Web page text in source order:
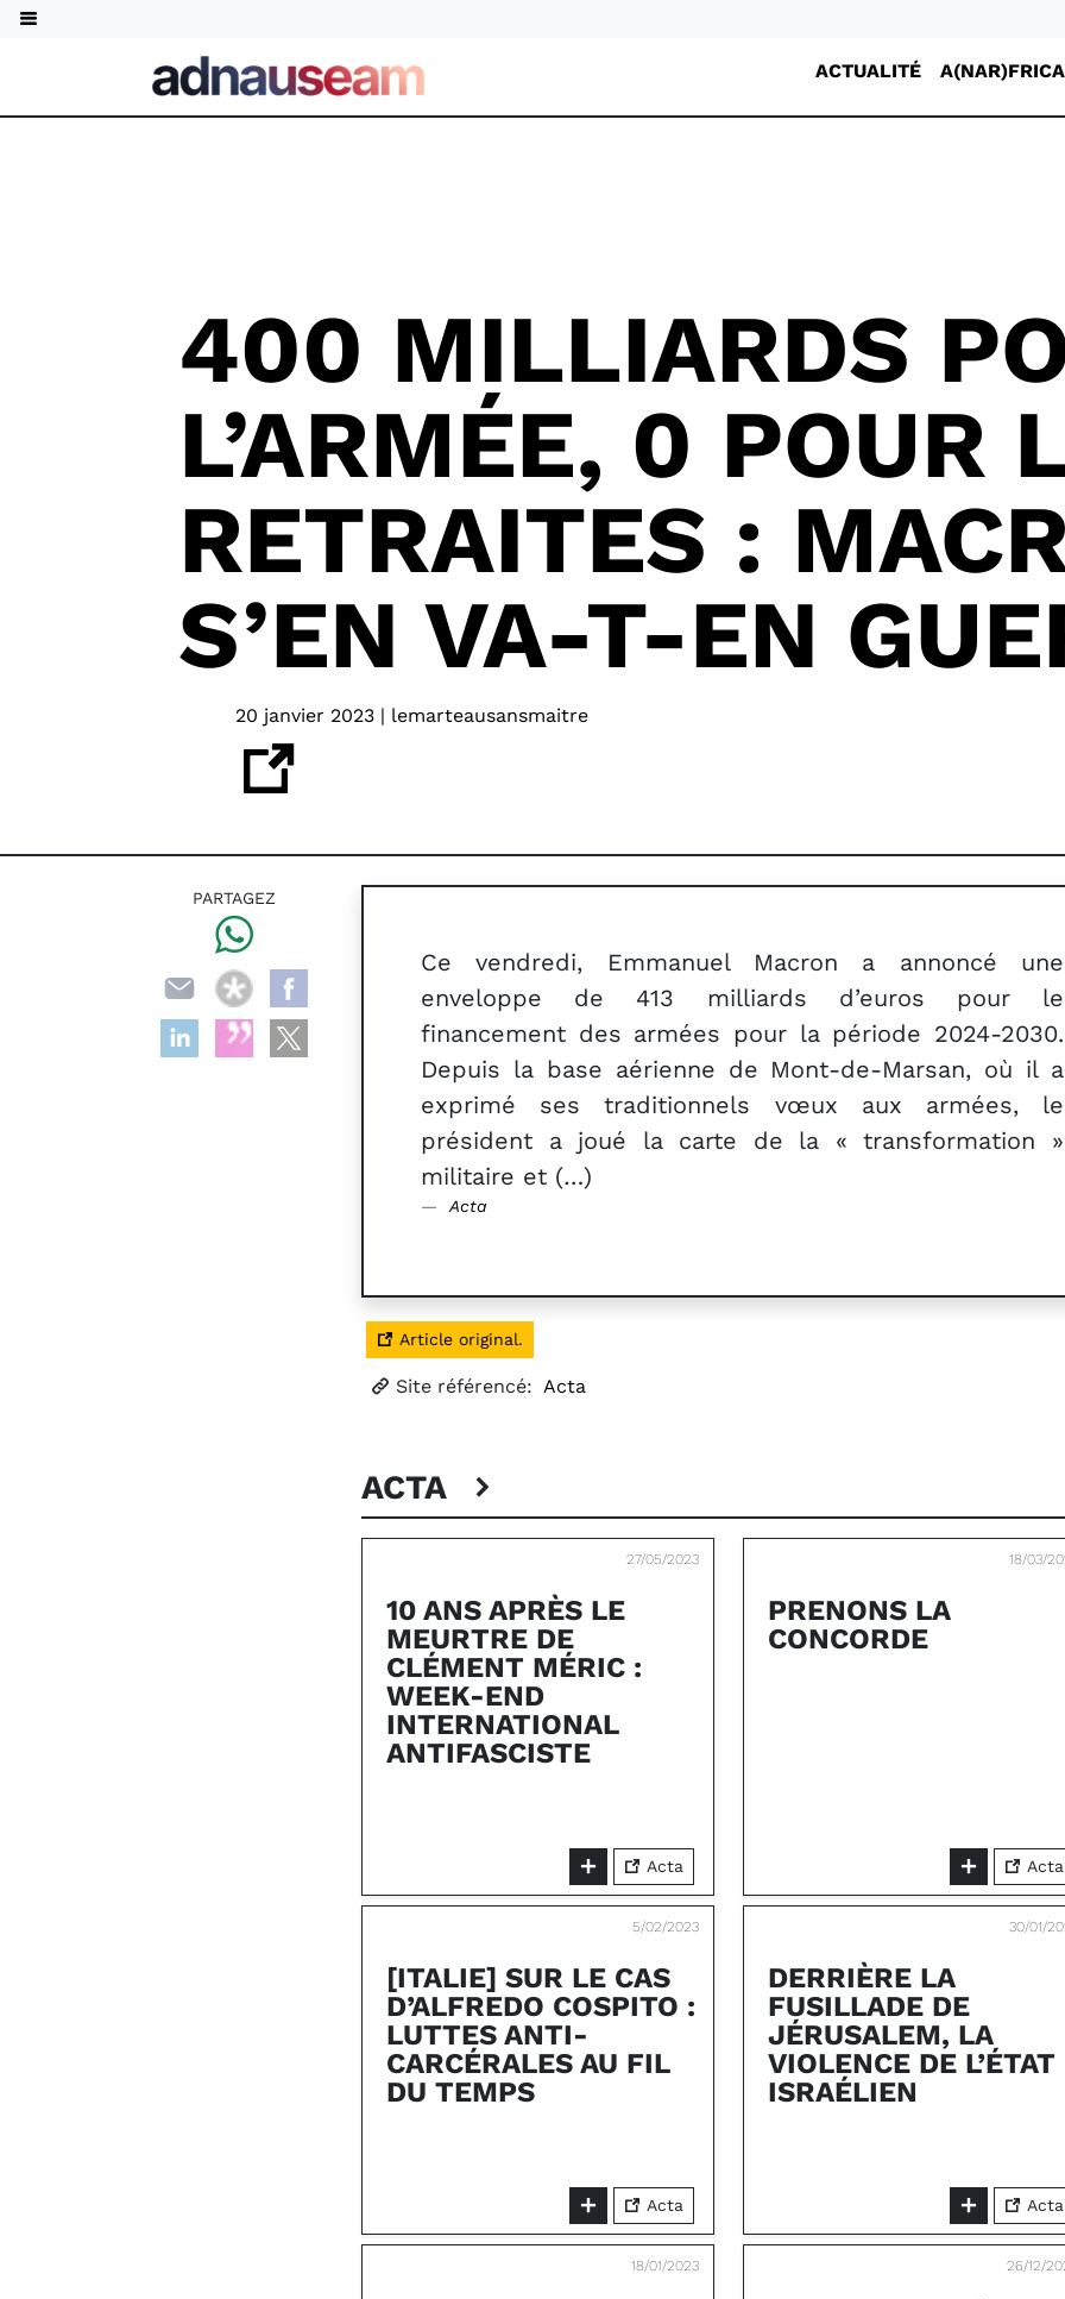
ACTUALITÉ A(NAR)FRICA
400 MILLIARDS
L’ARMÉE, 0 POUR
RETRAITES :
S’EN VA-T-EN
20 janvier 2023 | lemarteausansmaitre
Ce vendredi, Emmanuel Macron a annoncé une
enveloppe de 413 milliards d’euros pour le
financement des armées pour la période 2024-2030.
Depuis la base aérienne de Mont-de-Marsan, où il a
exprimé ses traditionnels vœux aux armées, le
président a joué la carte de la « transformation »
militaire et (…)
Acta
Article original.
Site référencé: Acta
ACTA
27/05/2023
10 ANS APRÈS LE
MEURTRE DE
CLÉMENT MÉRIC :
WEEK-END
INTERNATIONAL
ANTIFASCISTE
Acta
18/03/
PRENONS LA
CONCORDE
Acta
5/02/2023
[ITALIE] SUR LE CAS
D’ALFREDO COSPITO :
LUTTES ANTI-
CARCÉRALES AU FIL
DU TEMPS
Acta
30/01/
DERRIÈRE LA
FUSILLADE DE
JÉRUSALEM, LA
VIOLENCE DE L’ÉTAT
ISRAÉLIEN
Acta
18/01/2023 26/12/
PARTAGEZ